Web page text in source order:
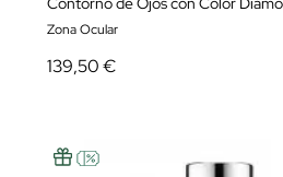
Zona Ocular
139,50 €